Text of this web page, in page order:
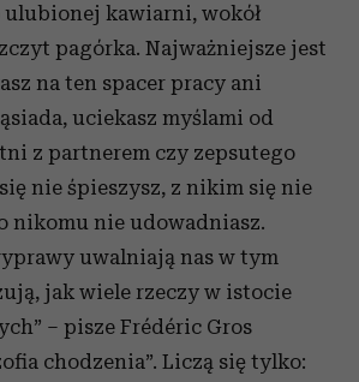
ulubionej kawiarni, wokół
pagórka. Najważniejsze jest
na ten spacer pracy ani
uciekasz myślami od
z partnerem czy zepsutego
nie śpieszysz, z nikim się nie
nikomu nie udowadniasz.
uwalniają nas w tym
jak wiele rzeczy w istocie
– pisze Frédéric Gros
chodzenia”. Liczą się tylko: